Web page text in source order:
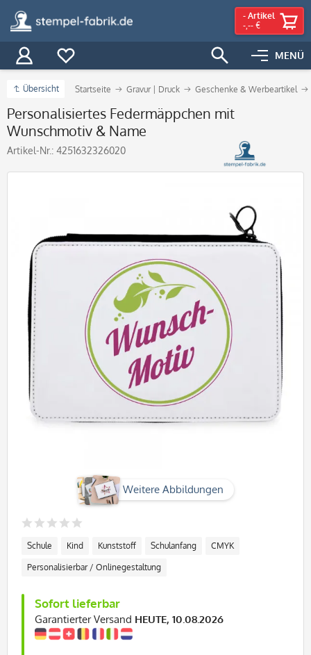
MENÜ
- Artikel
-,-- €
Übersicht Startseite Gravur | Druck Geschenke & Werbeartikel
Personalisiertes Federmäppchen mit
Wunschmotiv & Name
Artikel-Nr.: 4251632326020
Weitere Abbildungen
Schule Kind Kunststoff Schulanfang CMYK
Personalisierbar / Onlinegestaltung
Sofort lieferbar
Garantierter Versand HEUTE, 10.08.2026